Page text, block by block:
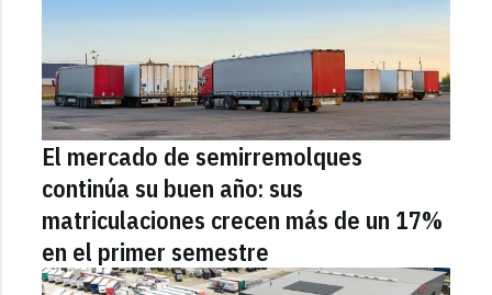
El mercado de semirremolques
continúa su buen año: sus
matriculaciones crecen más de un 17%
en el primer semestre